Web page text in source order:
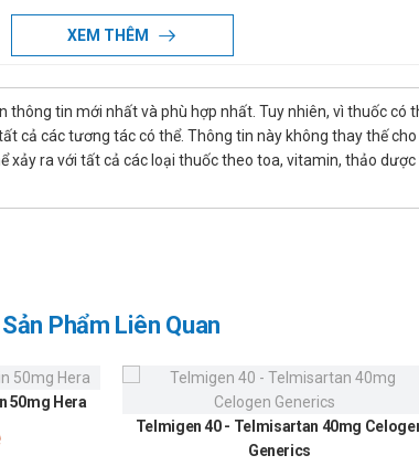
Cryptococcus, Histoplasma, Sporothrix,
/lần/ngày dùng trong 15 ngày.
2 viên/lần, ngày dùng 2 lần, liều duy trì trong 7 ngày hoặc
ngày. Ở người bệnh AIDS, đang thực hiện cấy ghép cơ
XEM THÊM
thông tin mới nhất và phù hợp nhất. Tuy nhiên, vì thuốc có
cả các tương tác có thể. Thông tin này không thay thế
ra với tất cả các loại thuốc theo toa, vitamin, thảo
Sản Phẩm Liên Quan
50mg Hera
Telmigen 40 - Telmisartan 40mg
Generics